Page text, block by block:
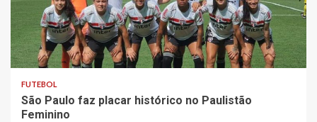
FUTEBOL
São Paulo faz placar histórico no Paulistão
Feminino